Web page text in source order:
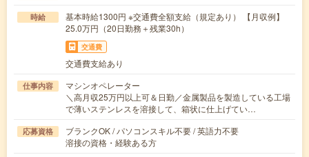
時給
基本時給1300円 ※交通費全額支給（規定あり） 【月収例】
25.0万円（20日勤務＋残業30h）
交通費
交通費支給あり
仕事内容
マシンオペレーター
＼高月収25万円以上可＆日勤／金属製品を製造している工場
で薄いステンレスを溶接して、箱状に仕上げてい…
応募資格
ブランクOK / パソコンスキル不要 / 英語力不要
溶接の資格・経験ある方